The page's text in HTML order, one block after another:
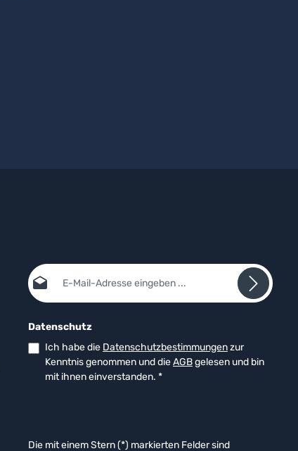
E-Mail-Adresse*
Datenschutz
Ich habe die Datenschutzbestimmungenzur
Kenntnis genommen und dieAGBgelesen und bin
mit ihnen einverstanden. *
Die mit einem Stern (*) markierten Felder sind